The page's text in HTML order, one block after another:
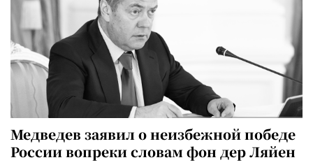
Медведев заявил о неизбежной победе
России вопреки словам фон дер Ляйен